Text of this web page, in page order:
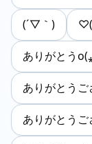
(´▽｀)
ありがとう
ありがとうご
ありがとう